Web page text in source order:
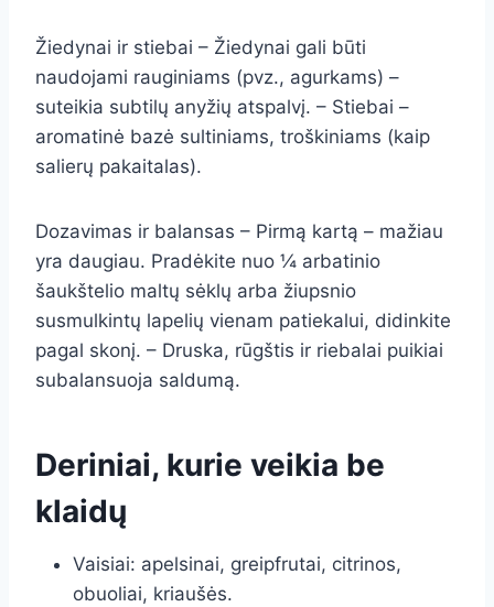
Žiedynai ir stiebai – Žiedynai gali būti
naudojami rauginiams (pvz., agurkams) –
suteikia subtilų anyžių atspalvį. – Stiebai –
aromatinė bazė sultiniams, troškiniams (kaip
salierų pakaitalas).
Dozavimas ir balansas – Pirmą kartą – mažiau
yra daugiau. Pradėkite nuo ¼ arbatinio
šaukštelio maltų sėklų arba žiupsnio
susmulkintų lapelių vienam patiekalui, didinkite
pagal skonį. – Druska, rūgštis ir riebalai puikiai
subalansuoja saldumą.
Deriniai, kurie veikia be
klaidų
Vaisiai: apelsinai, greipfrutai, citrinos,
obuoliai, kriaušės.